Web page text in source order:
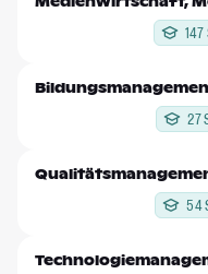
27
54